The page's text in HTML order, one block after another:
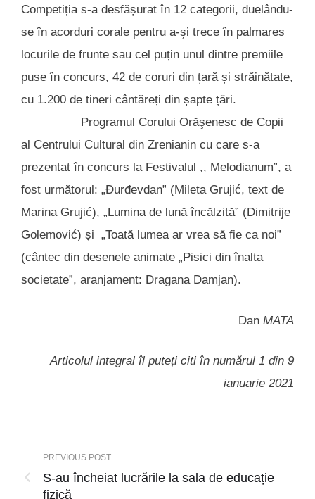
Competiția s-a desfășurat în 12 categorii, duelându-
se în acorduri corale pentru a-și trece în palmares
locurile de frunte sau cel puțin unul dintre premiile
puse în concurs, 42 de coruri din țară și străinătate,
cu 1.200 de tineri cântăreți din șapte țări.
Programul Corului Orăşenesc de Copii
al Centrului Cultural din Zrenianin cu care s-a
prezentat în concurs la Festivalul ,, Melodianum”, a
fost următorul: „Đurđevdan” (Mileta Grujić, text de
Marina Grujić), „Lumina de lună încălzită” (Dimitrije
Golemović) şi „Toată lumea ar vrea să fie ca noi”
(cântec din desenele animate „Pisici din înalta
societate”, aranjament: Dragana Damjan).
Dan MATA
Articolul integral îl puteți citi în numărul 1 din 9
ianuarie 2021
PREVIOUS POST
S-au încheiat lucrările la sala de educație
fizică